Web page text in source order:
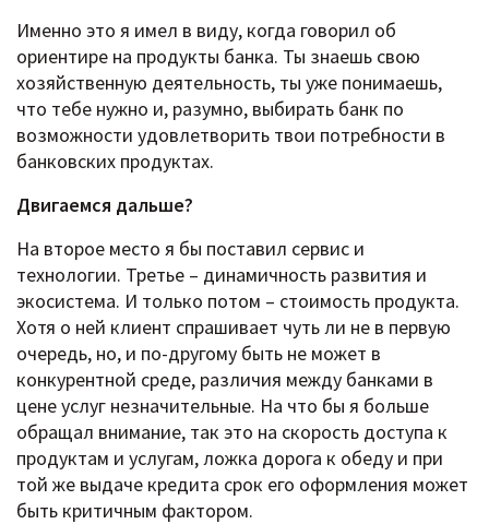
Именно это я имел в виду, когда говорил об
ориентире на продукты банка. Ты знаешь свою
хозяйственную деятельность, ты уже понимаешь,
что тебе нужно и, разумно, выбирать банк по
возможности удовлетворить твои потребности в
банковских продуктах.
Двигаемся дальше?
На второе место я бы поставил сервис и
технологии. Третье – динамичность развития и
экосистема. И только потом – стоимость продукта.
Хотя о ней клиент спрашивает чуть ли не в первую
очередь, но, и по-другому быть не может в
конкурентной среде, различия между банками в
цене услуг незначительные. На что бы я больше
обращал внимание, так это на скорость доступа к
продуктам и услугам, ложка дорога к обеду и при
той же выдаче кредита срок его оформления может
быть критичным фактором.